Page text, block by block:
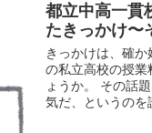
都立中高一貫
たきっかけ〜
きっかけは、確
の私立高校の授業
ょうか。 その話
気だ、というのを